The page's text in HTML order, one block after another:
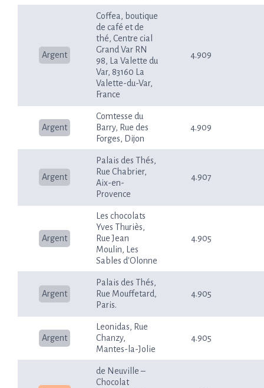
Argent
Coffea, boutique
de café et de
thé, Centre cial
Grand Var RN
98, La Valette du
Var, 83160 La
Valette-du-Var,
France
4.909
Argent
Comtesse du
Barry, Rue des
Forges, Dijon
4.909
Argent
Palais des Thés,
Rue Chabrier,
Aix-en-
Provence
4.907
Argent
Les chocolats
Yves Thuriès,
Rue Jean
Moulin, Les
Sables d'Olonne
4.905
Argent
Palais des Thés,
Rue Mouffetard,
Paris.
4.905
Argent
Leonidas, Rue
Chanzy,
Mantes-la-Jolie
4.905
de Neuville –
Chocolat